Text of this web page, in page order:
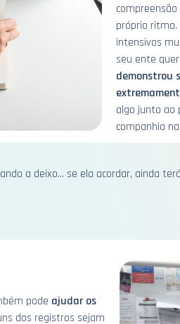
próprio
intensivos
seu ente
demonstrou
algo junto ao
companhia
a deixo... se ela acordar, ainda
pode ajudar os
dos registros sejam